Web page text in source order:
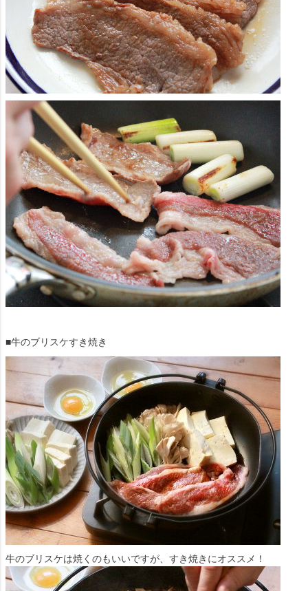
■牛のブリスケすき焼き
牛のブリスケは焼くのもいいですが、すき焼きにオススメ！